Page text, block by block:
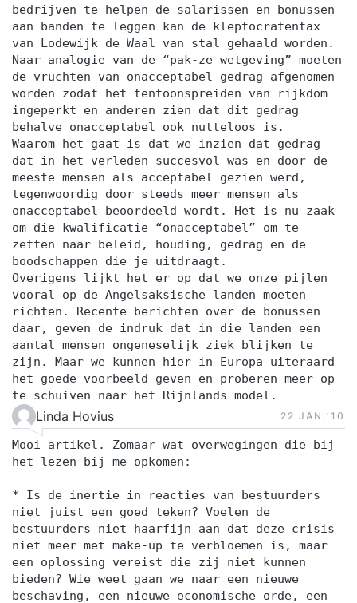
bedrijven te helpen de salarissen en bonussen
aan banden te leggen kan de kleptocratentax
van Lodewijk de Waal van stal gehaald worden.
Naar analogie van de “pak-ze wetgeving” moeten
de vruchten van onacceptabel gedrag afgenomen
worden zodat het tentoonspreiden van rijkdom
ingeperkt en anderen zien dat dit gedrag
behalve onacceptabel ook nutteloos is.
Waarom het gaat is dat we inzien dat gedrag
dat in het verleden succesvol was en door de
meeste mensen als acceptabel gezien werd,
tegenwoordig door steeds meer mensen als
onacceptabel beoordeeld wordt. Het is nu zaak
om die kwalificatie “onacceptabel” om te
zetten naar beleid, houding, gedrag en de
boodschappen die je uitdraagt.
Overigens lijkt het er op dat we onze pijlen
vooral op de Angelsaksische landen moeten
richten. Recente berichten over de bonussen
daar, geven de indruk dat in die landen een
aantal mensen ongeneselijk ziek blijken te
zijn. Maar we kunnen hier in Europa uiteraard
het goede voorbeeld geven en proberen meer op
te schuiven naar het Rijnlands model.
Linda Hovius 22 JAN.‘10
Mooi artikel. Zomaar wat overwegingen die bij
het lezen bij me opkomen:
* Is de inertie in reacties van bestuurders
niet juist een goed teken? Voelen de
bestuurders niet haarfijn aan dat deze crisis
niet meer met make-up te verbloemen is, maar
een oplossing vereist die zij niet kunnen
bieden? Wie weet gaan we naar een nieuwe
beschaving, een nieuwe economische orde, een